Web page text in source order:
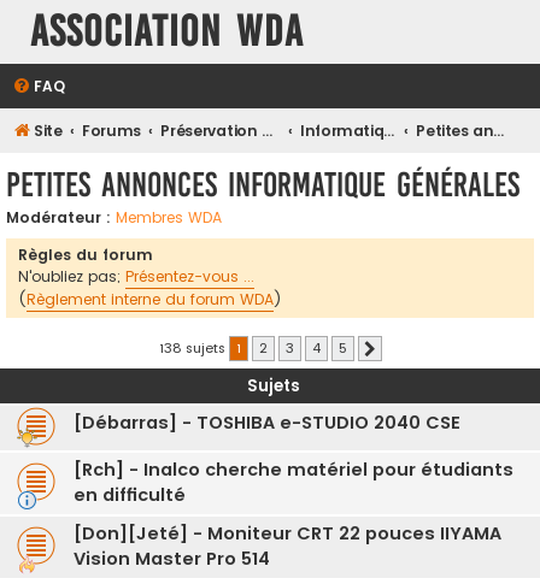
Association WDA
FAQ
Site Forums Préservation et Restauration du Patrimoine Numérique Informatique moderne et son environnement Petites annonces Informatique générales
Petites annonces Informatique générales
Modérateur : Membres WDA
Règles du forum
N'oubliez pas; Présentez-vous ...
(Règlement interne du forum WDA)
138 sujets 1 2 3 4 5
Sujets
[Débarras] - TOSHIBA e-STUDIO 2040 CSE
[Rch] - Inalco cherche matériel pour étudiants
en difficulté
[Don][Jeté] - Moniteur CRT 22 pouces IIYAMA
Vision Master Pro 514